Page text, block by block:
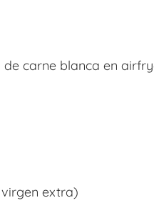
carne blanca en
extra)